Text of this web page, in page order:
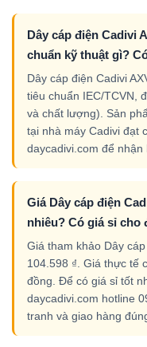
Dây cáp điện Cadivi
chuẩn kỹ thuật gì?
Dây cáp điện Cadivi
tiêu chuẩn IEC/TCVN,
và chất lượng). Sản
tại nhà máy Cadivi đạt
daycadivi.com để nhận
Giá Dây cáp điện
nhiêu? Có giá sỉ cho
Giá tham khảo Dây
104.598 ₫. Giá thực tế
đồng. Để có giá sỉ tốt
daycadivi.com hotline
tranh và giao hàng